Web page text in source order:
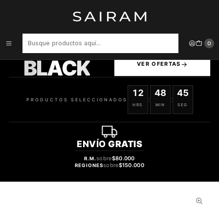
0
PERFUME LATTAFA PRIDE PISA UNISEX EDP 100 ML / 20 ML /
DESODORANTE 200 ML / ESTUCHE
BLACK VER OFERTAS
PRODUCTOS SELECCIONADOS
12
HRS
:
48
MIN
:
44
SEG
ENVÍO GRATIS
R.M.sobre$80.000
REGIONESsobre$150.000